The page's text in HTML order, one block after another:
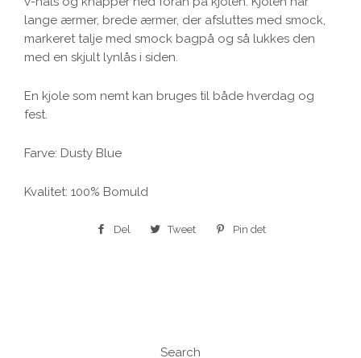
lange ærmer, brede ærmer, der afsluttes med smock,
markeret talje med smock bagpå og så lukkes den
med en skjult lynlås i siden.
En kjole som nemt kan bruges til både hverdag og
fest.
Farve: Dusty Blue
Kvalitet: 100% Bomuld
Del
Del
Tweet
Tweet
Pin det
Search